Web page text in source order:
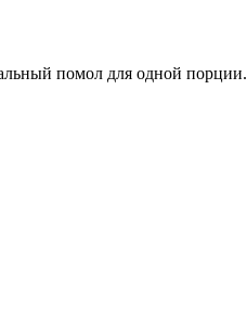
помол для одной порции.